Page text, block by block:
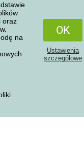
oraz
na
OK
Ustawienia
szczegółowe